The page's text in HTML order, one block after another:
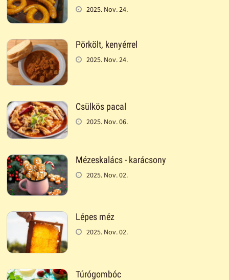
2025. Nov. 24.
Pörkölt, kenyérrel
2025. Nov. 24.
Csülkös pacal
2025. Nov. 06.
Mézeskalács - karácsony
2025. Nov. 02.
Lépes méz
2025. Nov. 02.
Túrógombóc